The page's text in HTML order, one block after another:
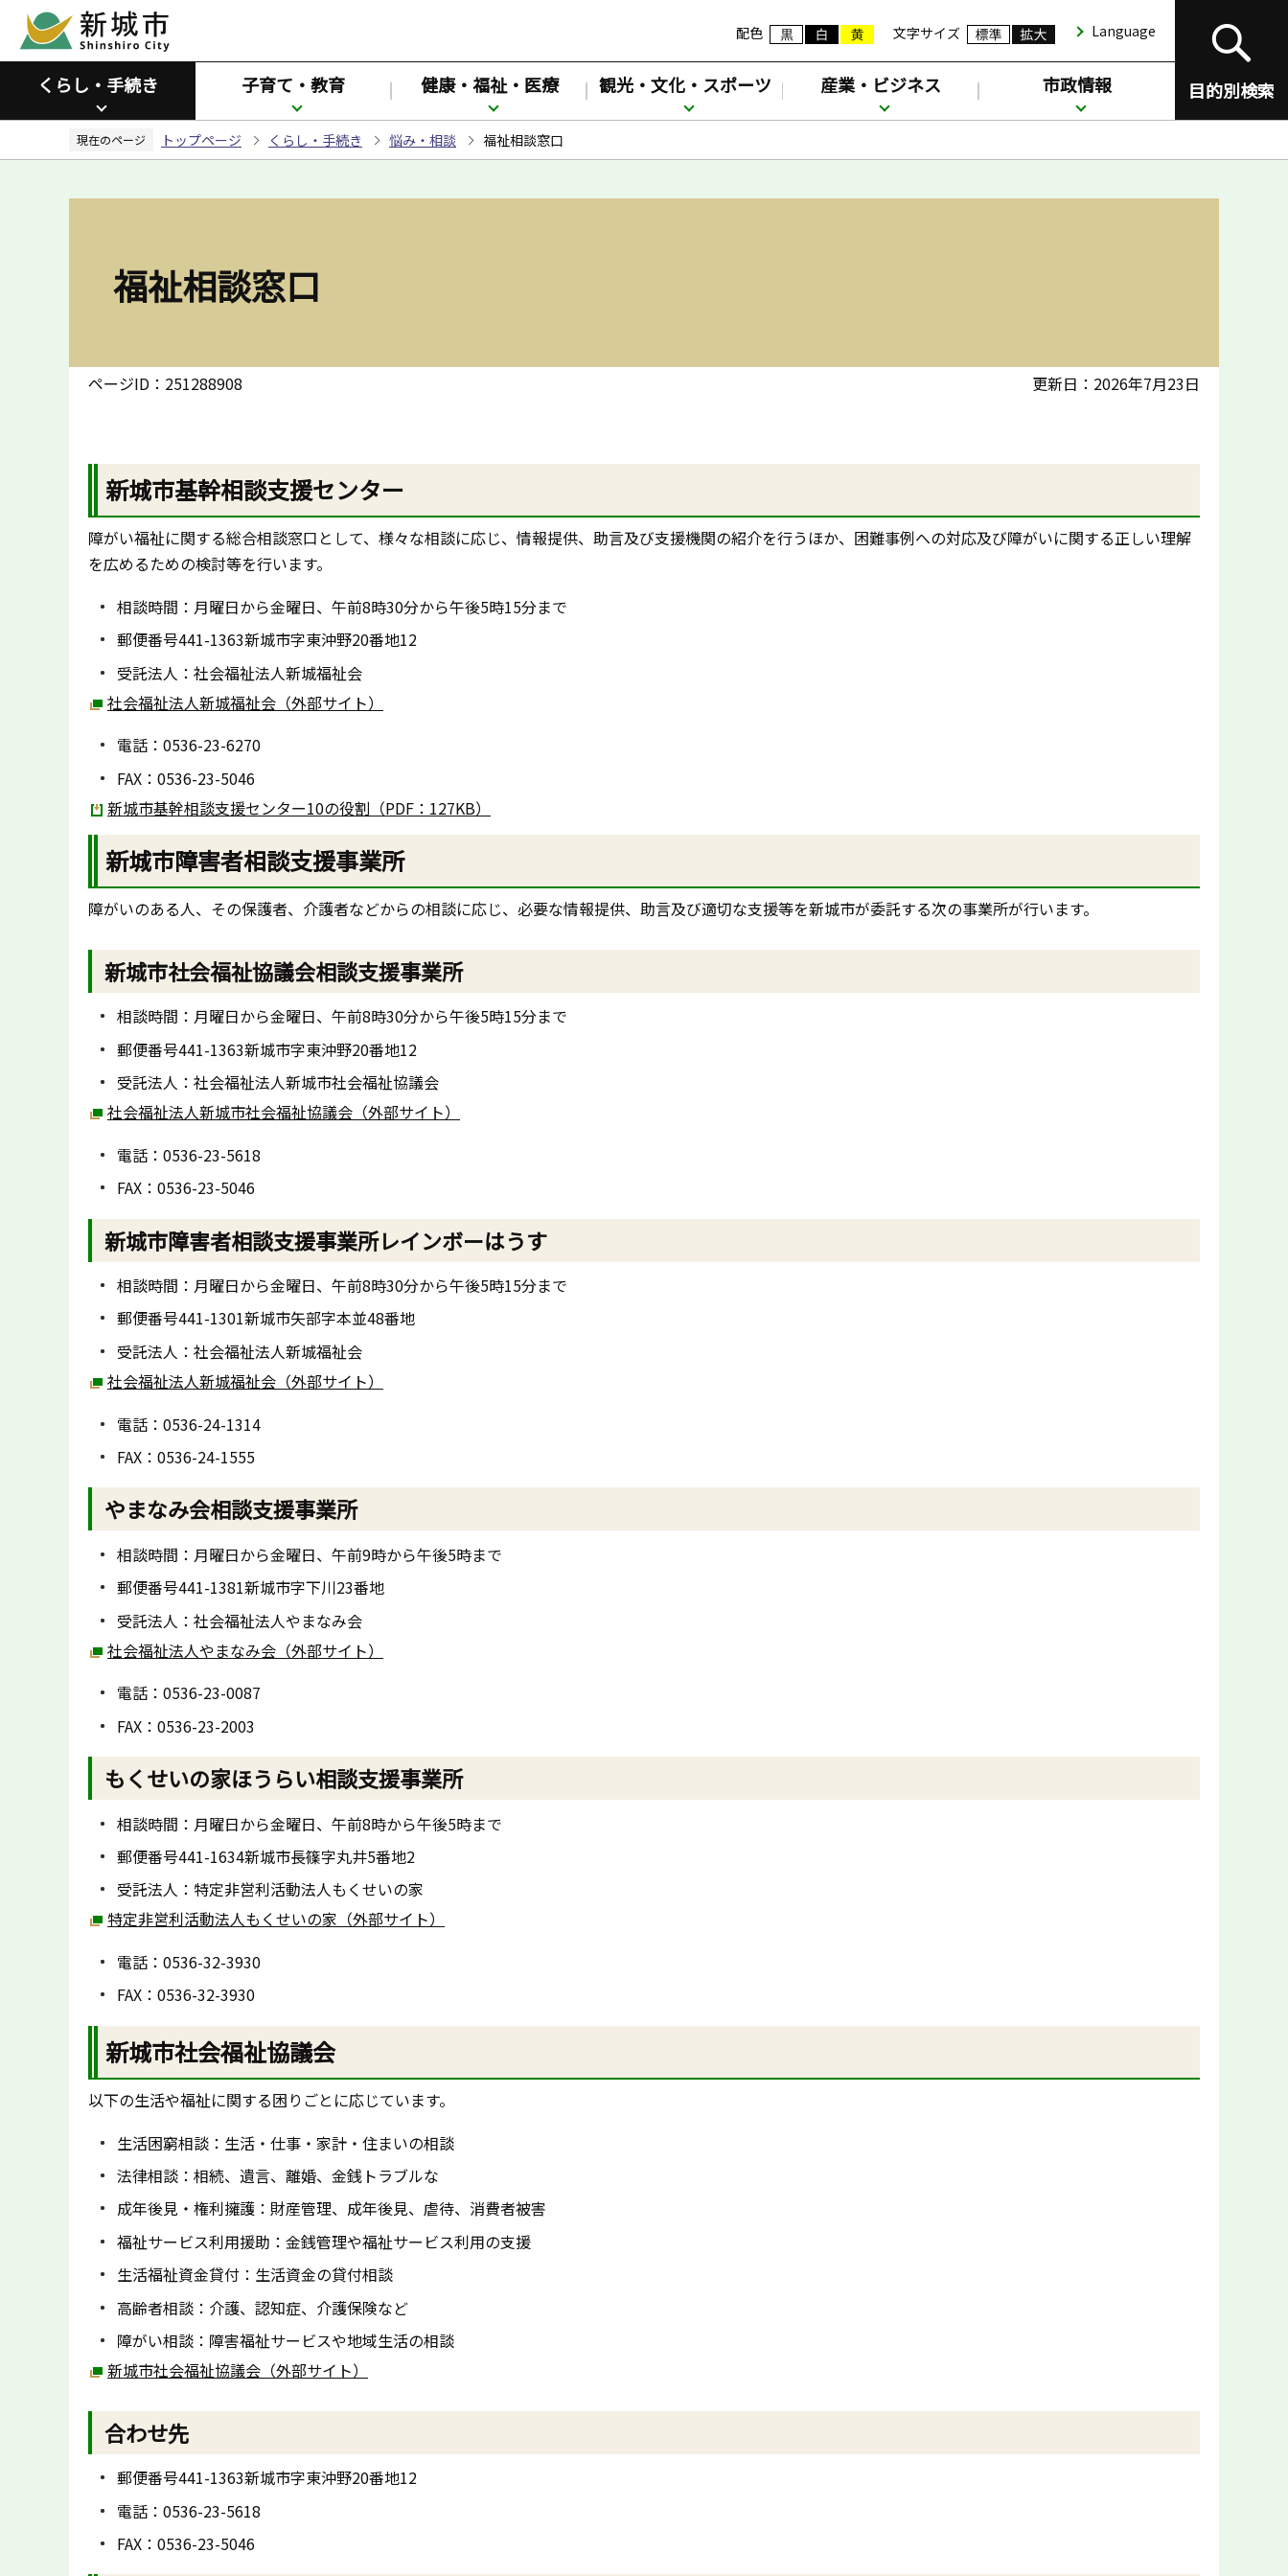
ペ
ジ
先
配色 文字サイズ Language
目的別検索
くらし・手続き 子育て・教育 健康・福祉・医療 観光・文化・スポーツ 産業・ビジネス 市政情報
現在のページ トップページ くらし・手続き 悩み・相談 福祉相談窓口
福祉相談窓口
ページID：251288908 更新日：2026年7月23日
新城市基幹相談支援センター
障がい福祉に関する総合相談窓口として、様々な相談に応じ、情報提供、助言及び支援機関の紹介を行うほか、困難事例への対応及び障がいに関する正しい理解
を広めるための検討等を行います。
相談時間：月曜日から金曜日、午前8時30分から午後5時15分まで
郵便番号441-1363新城市字東沖野20番地12
受託法人：社会福祉法人新城福祉会
社会福祉法人新城福祉会（外部サイト）
電話：0536-23-6270
FAX：0536-23-5046
新城市基幹相談支援センター10の役割（PDF：127KB）
新城市障害者相談支援事業所
障がいのある人、その保護者、介護者などからの相談に応じ、必要な情報提供、助言及び適切な支援等を新城市が委託する次の事業所が行います。
新城市社会福祉協議会相談支援事業所
相談時間：月曜日から金曜日、午前8時30分から午後5時15分まで
郵便番号441-1363新城市字東沖野20番地12
受託法人：社会福祉法人新城市社会福祉協議会
社会福祉法人新城市社会福祉協議会（外部サイト）
電話：0536-23-5618
FAX：0536-23-5046
新城市障害者相談支援事業所レインボーはうす
相談時間：月曜日から金曜日、午前8時30分から午後5時15分まで
郵便番号441-1301新城市矢部字本並48番地
受託法人：社会福祉法人新城福祉会
社会福祉法人新城福祉会（外部サイト）
電話：0536-24-1314
FAX：0536-24-1555
やまなみ会相談支援事業所
相談時間：月曜日から金曜日、午前9時から午後5時まで
郵便番号441-1381新城市字下川23番地
受託法人：社会福祉法人やまなみ会
社会福祉法人やまなみ会（外部サイト）
電話：0536-23-0087
FAX：0536-23-2003
もくせいの家ほうらい相談支援事業所
相談時間：月曜日から金曜日、午前8時から午後5時まで
郵便番号441-1634新城市長篠字丸井5番地2
受託法人：特定非営利活動法人もくせいの家
特定非営利活動法人もくせいの家（外部サイト）
電話：0536-32-3930
FAX：0536-32-3930
新城市社会福祉協議会
以下の生活や福祉に関する困りごとに応じています。
生活困窮相談：生活・仕事・家計・住まいの相談
法律相談：相続、遺言、離婚、金銭トラブルな
成年後見・権利擁護：財産管理、成年後見、虐待、消費者被害
福祉サービス利用援助：金銭管理や福祉サービス利用の支援
生活福祉資金貸付：生活資金の貸付相談
高齢者相談：介護、認知症、介護保険など
障がい相談：障害福祉サービスや地域生活の相談
新城市社会福祉協議会（外部サイト）
合わせ先
郵便番号441-1363新城市字東沖野20番地12
電話：0536-23-5618
FAX：0536-23-5046